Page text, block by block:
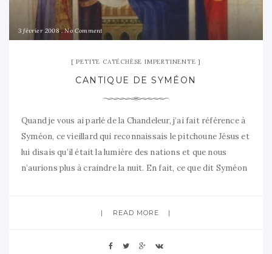
3 février 2008 No Comment
PETITE CATÉCHÈSE IMPERTINENTE
CANTIQUE DE SYMÉON
Quand je vous ai parlé de la Chandeleur, j’ai fait référence à
Syméon, ce vieillard qui reconnaissais le pitchoune Jésus et
lui disais qu’il était la lumière des nations et que nous
n’aurions plus à craindre la nuit. En fait, ce que dit Syméon
READ MORE